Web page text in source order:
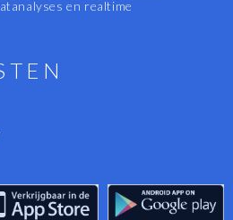
en realtime